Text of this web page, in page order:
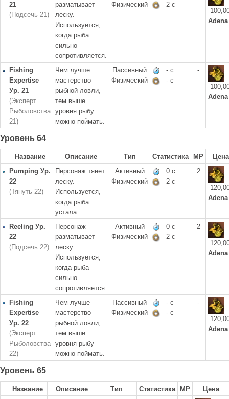
21
(Подсечь 21)
разматывает
леску.
Используется,
когда рыба
сильно
сопротивляется.
Физический
2 с
Adena
Fishing
Expertise
Ур. 21
(Эксперт
Рыболовства
21)
Чем лучше
мастерство
рыбной ловли,
тем выше
уровня рыбу
можно поймать.
Пассивный
Физический
- с
- с
-
Adena
Уровень 64
Название Описание Тип Статистика MP
Цена
Pumping Ур.
22
(Тянуть 22)
Персонаж тянет
леску.
Используется,
когда рыба
устала.
Активный
Физический
0 с
2 с
2
Adena
Reeling Ур.
22
(Подсечь 22)
Персонаж
разматывает
леску.
Используется,
когда рыба
сильно
сопротивляется.
Активный
Физический
0 с
2 с
2
Adena
Fishing
Expertise
Ур. 22
(Эксперт
Рыболовства
22)
Чем лучше
мастерство
рыбной ловли,
тем выше
уровня рыбу
можно поймать.
Пассивный
Физический
- с
- с
-
Adena
Уровень 65
Название Описание Тип Статистика MP
Цена